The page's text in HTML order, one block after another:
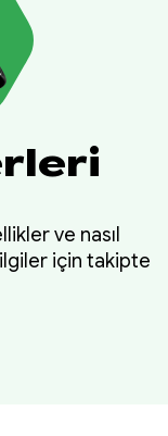
ve nasıl
için takipte